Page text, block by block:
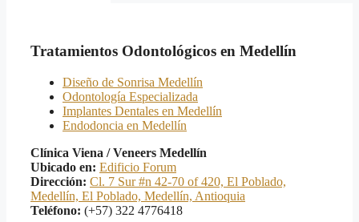
Tratamientos Odontológicos en Medellín
Diseño de Sonrisa Medellín
Odontología Especializada
Implantes Dentales en Medellín
Endodoncia en Medellín
Clínica Viena / Veneers Medellín
Ubicado en: Edificio Forum
Dirección: Cl. 7 Sur #n 42-70 of 420, El Poblado,
Medellín, El Poblado, Medellín, Antioquia
Teléfono: (+57) 322 4776418